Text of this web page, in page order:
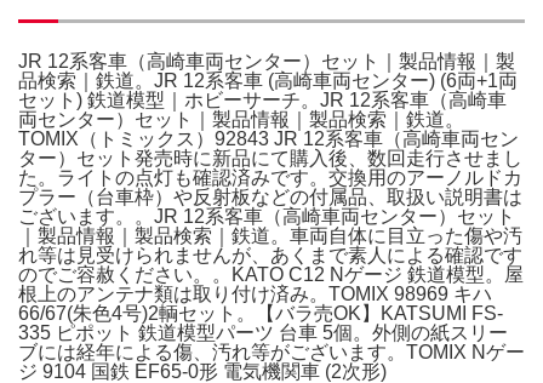
JR 12系客車（高崎車両センター）セット｜製品情報｜製
品検索｜鉄道。JR 12系客車 (高崎車両センター) (6両+1両
セット) 鉄道模型｜ホビーサーチ。JR 12系客車（高崎車
両センター）セット｜製品情報｜製品検索｜鉄道。
TOMIX（トミックス）92843 JR 12系客車（高崎車両セン
ター）セット発売時に新品にて購入後、数回走行させまし
た。ライトの点灯も確認済みです。交換用のアーノルドカ
プラー（台車枠）や反射板などの付属品、取扱い説明書は
ございます。。JR 12系客車（高崎車両センター）セット
｜製品情報｜製品検索｜鉄道。車両自体に目立った傷や汚
れ等は見受けられませんが、あくまで素人による確認です
のでご容赦ください。。KATO C12 Nゲージ 鉄道模型。屋
根上のアンテナ類は取り付け済み。TOMIX 98969 キハ
66/67(朱色4号)2輌セット。【バラ売OK】KATSUMI FS-
335 ピポット 鉄道模型パーツ 台車 5個。外側の紙スリー
ブには経年による傷、汚れ等がございます。TOMIX Nゲー
ジ 9104 国鉄 EF65-0形 電気機関車 (2次形)